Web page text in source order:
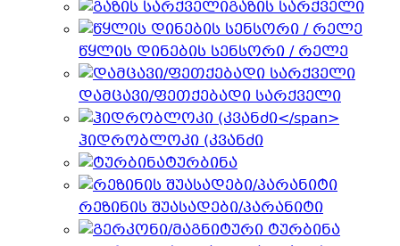
გაზის სარქველი
წყლის დინების სენსორი / რელე
დამცავი/ფეთქებადი სარქველი
ჰიდრობლოკი (კვანძი
ტურბინა
რეზინის შუასადები/პარანიტი